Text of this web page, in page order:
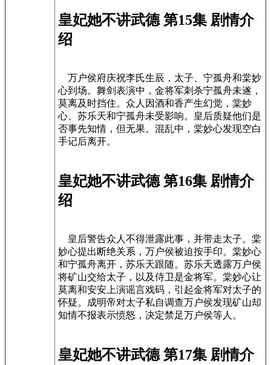
皇妃她不讲武德 第15集 剧情介
绍
万户侯府庆祝李氏生辰，太子、宁孤舟和棠妙
心到场。舞剑表演中，金将军刺杀宁孤舟未遂，
莫离及时挡住。众人因酒和香产生幻觉，棠妙
心、苏乐天和宁孤舟未受影响。皇后质疑他们是
否事先知情，但无果。混乱中，棠妙心发现空白
手记后离开。
皇妃她不讲武德 第16集 剧情介
绍
皇后警告众人不得泄露此事，并带走太子。棠
妙心提出断绝关系，万户侯被迫按手印。棠妙心
和宁孤舟离开，苏乐天跟随。苏乐天透露万户侯
将矿山交给太子，以及侍卫是金将军。棠妙心让
莫离和安安上演谣言戏码，引起金将军对太子的
怀疑。成明帝对太子私自调查万户侯发现矿山却
知情不报表示愤怒，决定禁足万户侯等人。
皇妃她不讲武德 第17集 剧情介